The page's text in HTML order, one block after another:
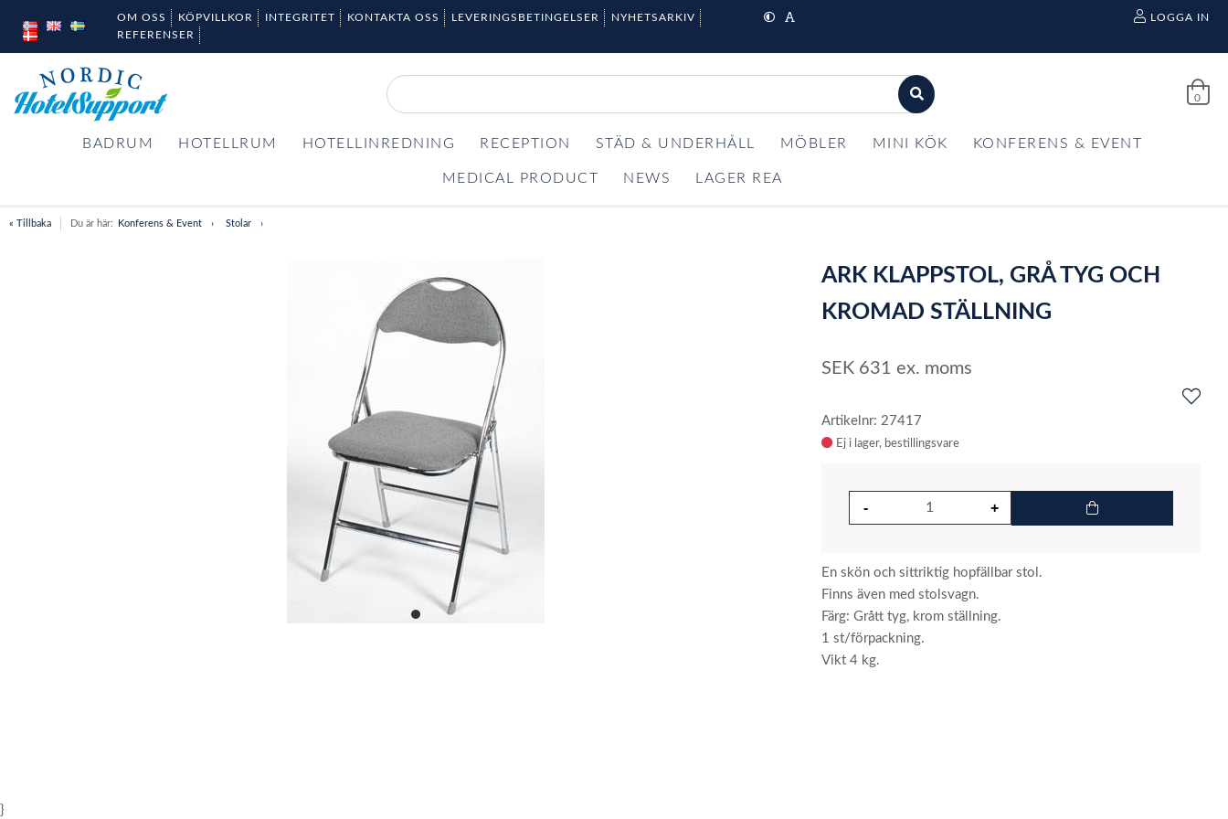
OM OSS KÖPVILLKOR INTEGRITET KONTAKTA OSS LEVERINGSBETINGELSER
NYHETSARKIV
REFERENSER
LOGGA IN
0
BADRUM HOTELLRUM HOTELLINREDNING RECEPTION STÄD & UNDERHÅLL MÖBLER MINI KÖK KONFERENS & EVENT
MEDICAL PRODUCT NEWS LAGER REA
« Tillbaka Du är här: Konferens & Event Stolar
item
ARK KLAPPSTOL, GRÅ TYG OCH
KROMAD STÄLLNING
SEK 631 ex. moms
Artikelnr: 27417
Ej i lager
En skön och sittriktig hopfällbar stol.
Finns även med stolsvagn.
Färg: Grått tyg, krom ställning.
1 st/förpackning.
Vikt 4 kg.
}